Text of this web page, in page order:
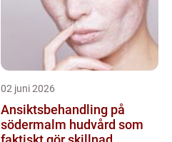
02 juni 2026
Ansiktsbehandling på
södermalm hudvård som